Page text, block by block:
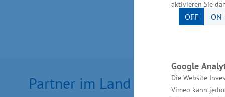
aktivieren Sie
OFF ON
Google
Die Website
Vimeo kann
Partner im Land